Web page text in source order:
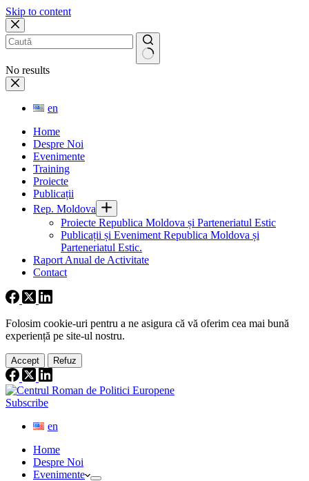
Skip to content
No results
en
Home
Despre Noi
Evenimente
Training
Proiecte
Publicații
Rep. Moldova
Proiecte Republica Moldova și Parteneriatul Estic
Publicații și Eveniment Republica Moldova și
Parteneriatul Estic.
Raport Anual de Activitate
Contact
Folosim cookie-uri pentru a ne asigura că vă oferim cea mai bună
experiență pe site-ul nostru.
Accept Refuz
Subscribe
en
Home
Despre Noi
Evenimente